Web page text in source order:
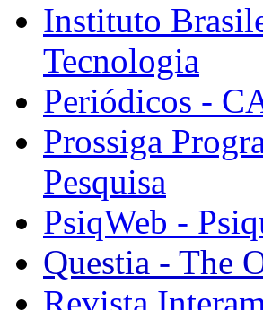
Instituto
Tecnologia
Periódicos -
Prossiga
Pesquisa
PsiqWeb -
Questia - The